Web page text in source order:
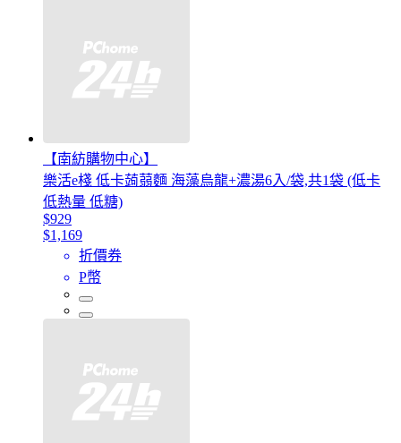
【南紡購物中心】
樂活e棧 低卡蒟蒻麵 海藻烏龍+濃湯6入/袋,共1袋 (低卡
低熱量 低糖)
$929
$1,169
折價券
P幣